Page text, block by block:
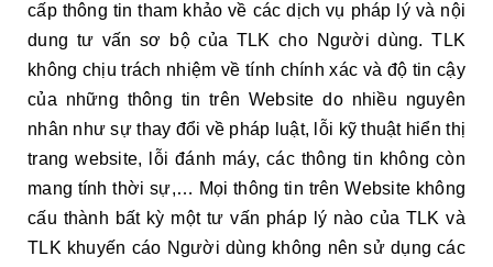
cấp thông tin tham khảo về các dịch vụ pháp lý và nội
dung tư vấn sơ bộ của TLK cho Người dùng. TLK
không chịu trách nhiệm về tính chính xác và độ tin cậy
của những thông tin trên Website do nhiều nguyên
nhân như sự thay đổi về pháp luật, lỗi kỹ thuật hiển thị
trang website, lỗi đánh máy, các thông tin không còn
mang tính thời sự,… Mọi thông tin trên Website không
cấu thành bất kỳ một tư vấn pháp lý nào của TLK và
TLK khuyến cáo Người dùng không nên sử dụng các